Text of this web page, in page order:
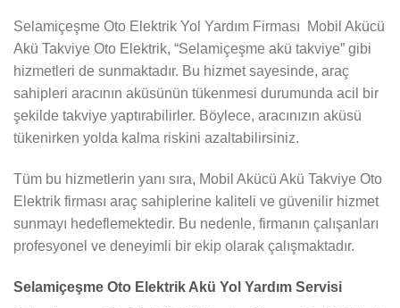
Selamiçeşme Oto Elektrik Yol Yardım Firması Mobil Akücü
Akü Takviye Oto Elektrik, “Selamiçeşme akü takviye” gibi
hizmetleri de sunmaktadır. Bu hizmet sayesinde, araç
sahipleri aracının aküsünün tükenmesi durumunda acil bir
şekilde takviye yaptırabilirler. Böylece, aracınızın aküsü
tükenirken yolda kalma riskini azaltabilirsiniz.
Tüm bu hizmetlerin yanı sıra, Mobil Akücü Akü Takviye Oto
Elektrik firması araç sahiplerine kaliteli ve güvenilir hizmet
sunmayı hedeflemektedir. Bu nedenle, firmanın çalışanları
profesyonel ve deneyimli bir ekip olarak çalışmaktadır.
Selamiçeşme Oto Elektrik Akü Yol Yardım Servisi